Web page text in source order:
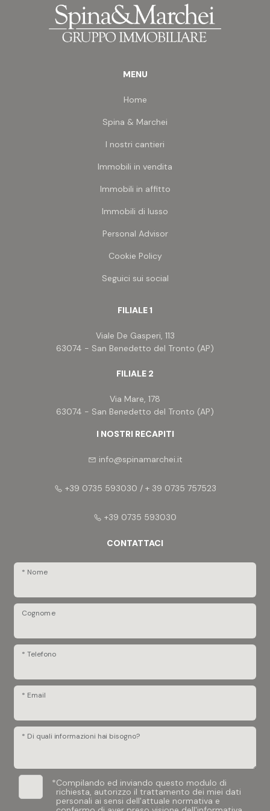
disponibilità dei proprietari a permuta sul
realizzato o su immobili esistenti.
MENU
Home
Spina & Marchei
I nostri cantieri
Immobili in vendita
Immobili in affitto
Immobili di lusso
Personal Advisor
Cookie Policy
Seguici sui social
FILIALE 1
Viale De Gasperi, 113
63074 - San Benedetto del Tronto (AP)
FILIALE 2
Via Mare, 178
63074 - San Benedetto del Tronto (AP)
I NOSTRI RECAPITI
info@spinamarchei.it
+39 0735 593030 / + 39 0735 757523
+39 0735 593030
CONTATTACI
* Nome
Cognome
* Telefono
* Email
* Di quali informazioni hai bisogno?
*Compilando ed inviando questo modulo di
richiesta, autorizzo il trattamento dei miei dati
personali ai sensi dell'attuale normativa e